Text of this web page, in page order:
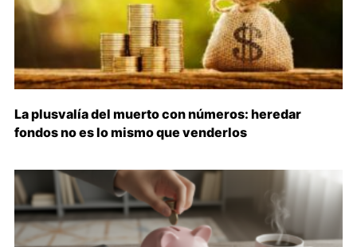
La plusvalía del muerto con números: heredar
fondos no es lo mismo que venderlos